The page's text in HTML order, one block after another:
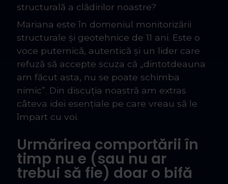
structurală a clădirilor noastre?
Mariana este în domeniul monitorizării
structurale și geotehnice de 11 ani. Este o
voce puternică, autentică și un lider care
refuză să accepte scuza că „dintotdeauna
am făcut asta, nu se poate schimba
nimic”. Din discuția noastră am extras
câteva idei esențiale pe care vreau să le
împart cu voi.
Urmărirea comportării în
timp nu e (sau nu ar
trebui să fie) doar o bifă